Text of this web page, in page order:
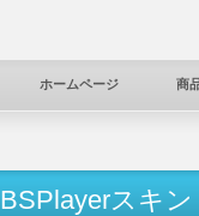
ホームページ 商
BSPlayerスキン